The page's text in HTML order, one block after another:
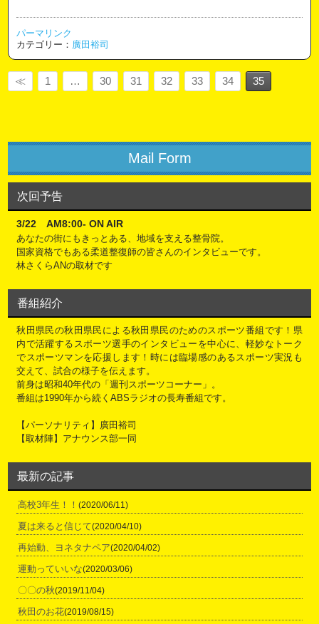
パーマリンク
カテゴリー： 廣田裕司
≪ 1 … 30 31 32 33 34 35
Mail Form
次回予告
3/22 AM8:00- ON AIR
あなたの街にもきっとある、地域を支える整骨院。
国家資格でもある柔道整復師の皆さんのインタビューです。
林さくらANの取材です
番組紹介
秋田県民の秋田県民による秋田県民のためのスポーツ番組です！県
内で活躍するスポーツ選手のインタビューを中心に、軽妙なトーク
でスポーツマンを応援します！時には臨場感のあるスポーツ実況も
交えて、試合の様子を伝えます。
前身は昭和40年代の「週刊スポーツコーナー」。
番組は1990年から続くABSラジオの長寿番組です。
【パーソナリティ】廣田裕司
【取材陣】アナウンス部一同
最新の記事
高校3年生！！(2020/06/11)
夏は来ると信じて(2020/04/10)
再始動、ヨネタナペア(2020/04/02)
運動っていいな(2020/03/06)
〇〇の秋(2019/11/04)
秋田のお花(2019/08/15)